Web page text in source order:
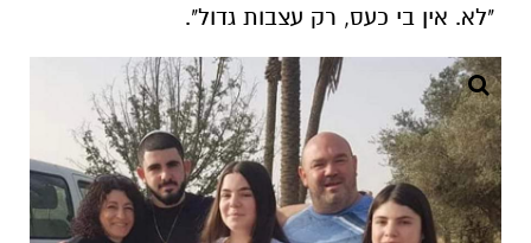
"לא. אין בי כעס, רק עצבות גדול".